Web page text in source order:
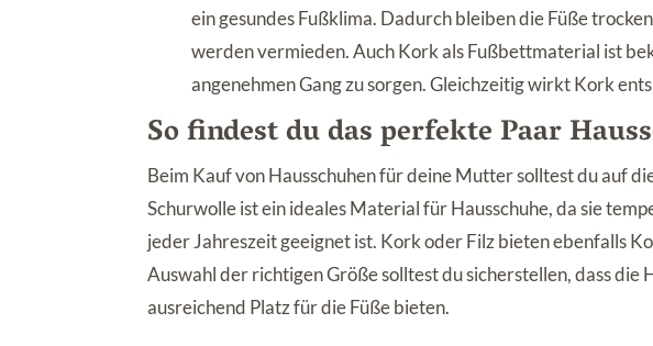
ein gesundes Fußklima. Dadurch bleiben die Füße
werden vermieden. Auch Kork als Fußbettmaterial ist
angenehmen Gang zu sorgen. Gleichzeitig wirkt Kork
So findest du das perfekte Paar
Beim Kauf von Hausschuhen für deine Mutter solltest du auf
Schurwolle ist ein ideales Material für Hausschuhe, da sie
jeder Jahreszeit geeignet ist. Kork oder Filz bieten ebenfalls
Auswahl der richtigen Größe solltest du sicherstellen, dass die
ausreichend Platz für die Füße bieten.